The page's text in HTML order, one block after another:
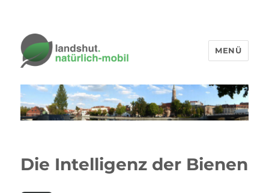
MENÜ
Die Intelligenz der Bienen